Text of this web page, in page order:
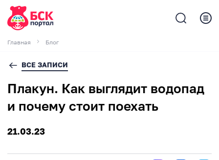
Главная Блог
ВСЕ ЗАПИСИ
Плакун. Как выглядит водопад
и почему стоит поехать
21.03.23